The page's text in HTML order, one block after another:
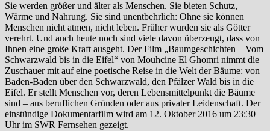
Sie werden größer und älter als Menschen. Sie bieten Schutz,
Wärme und Nahrung. Sie sind unentbehrlich: Ohne sie können
Menschen nicht atmen, nicht leben. Früher wurden sie als Götter
verehrt. Und auch heute noch sind viele davon überzeugt, dass von
Ihnen eine große Kraft ausgeht. Der Film „Baumgeschichten – Vom
Schwarzwald bis in die Eifel“ von Mouhcine El Ghomri nimmt die
Zuschauer mit auf eine poetische Reise in die Welt der Bäume: von
Baden-Baden über den Schwarzwald, den Pfälzer Wald bis in die
Eifel. Er stellt Menschen vor, deren Lebensmittelpunkt die Bäume
sind – aus beruflichen Gründen oder aus privater Leidenschaft. Der
einstündige Dokumentarfilm wird am 12. Oktober 2016 um 23:30
Uhr im SWR Fernsehen gezeigt.